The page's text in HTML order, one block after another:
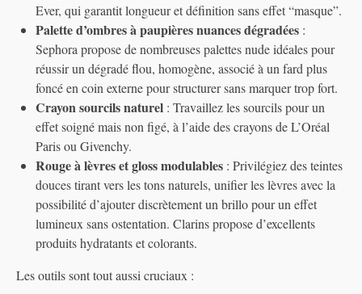
Ever, qui garantit longueur et définition sans effet “masque”.
Palette d’ombres à paupières nuances dégradées :
Sephora propose de nombreuses palettes nude idéales pour
réussir un dégradé flou, homogène, associé à un fard plus
foncé en coin externe pour structurer sans marquer trop fort.
Crayon sourcils naturel : Travaillez les sourcils pour un
effet soigné mais non figé, à l’aide des crayons de L’Oréal
Paris ou Givenchy.
Rouge à lèvres et gloss modulables : Privilégiez des teintes
douces tirant vers les tons naturels, unifier les lèvres avec la
possibilité d’ajouter discrètement un brillo pour un effet
lumineux sans ostentation. Clarins propose d’excellents
produits hydratants et colorants.
Les outils sont tout aussi cruciaux :